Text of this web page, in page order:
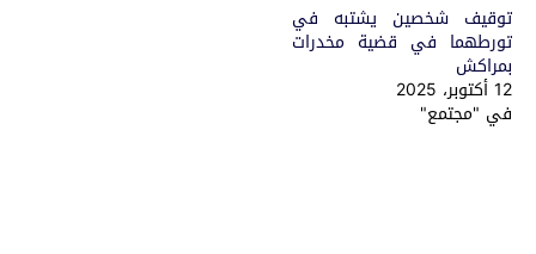
توقيف شخصين يشتبه في
تورطهما في قضية مخدرات
بمراكش
12 أكتوبر، 2025
في "مجتمع"